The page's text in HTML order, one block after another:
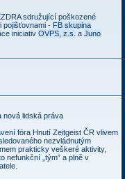
sdružující poškozené
pojišťovnami - FB skupina
iniciativ OVPS, z.s. a Juno
nová lidská práva
fóra Hnutí Zeitgeist ČR vlivem
nezvládnutým
prakticky veškeré aktivity,
nefunkční „tým” a plně v